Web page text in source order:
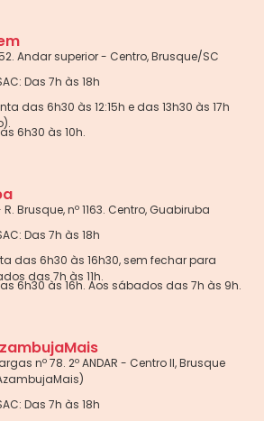
Andar superior - Centro, Brusque/SC
Das 7h às 18h
das 6h30 às 12:15h e das 13h30 às 17h
6h30 às 10h.
Brusque, nº 1163. Centro, Guabiruba
Das 7h às 18h
das 6h30 às 16h30, sem fechar para
das 7h às 11h.
6h30 às 16h. Aos sábados das 7h às 9h.
nº 78. 2º ANDAR - Centro II, Brusque
Das 7h às 18h